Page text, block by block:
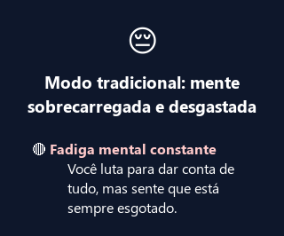
😔
Modo tradicional: mente
sobrecarregada e desgastada
🔴 Fadiga mental constante
Você luta para dar conta de
tudo, mas sente que está
sempre esgotado.